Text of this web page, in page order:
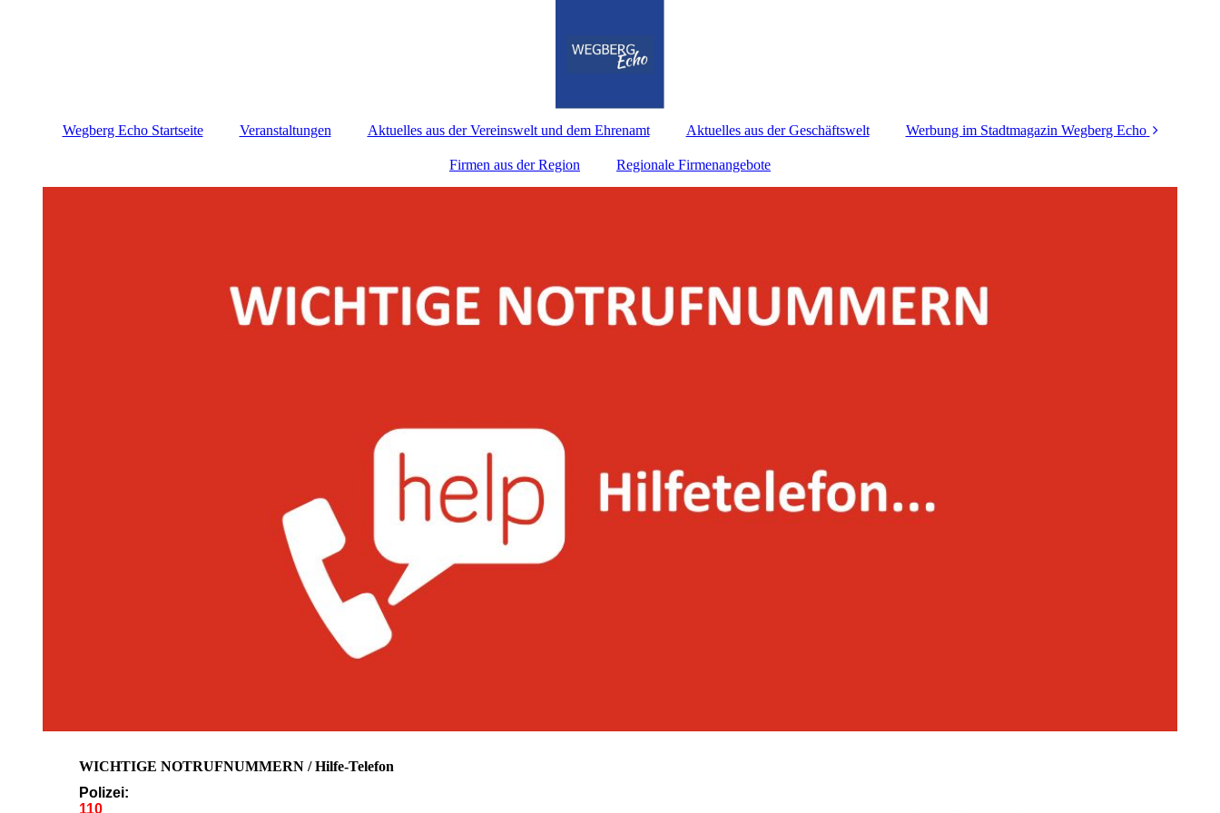
Wegberg Echo Startseite Veranstaltungen Aktuelles aus der Vereinswelt und dem Ehrenamt Aktuelles aus der Geschäftswelt Werbung im Stadtmagazin Wegberg Echo
Anzeigen- und
Redaktionsschluss
Firmen aus der Region Regionale Firmenangebote
WICHTIGE NOTRUFNUMMERN / Hilfe-Telefon
Polizei:
110